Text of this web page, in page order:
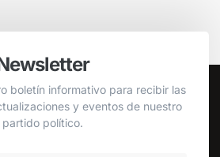
boletín informativo para recibir las
y eventos de nuestro
partido político.